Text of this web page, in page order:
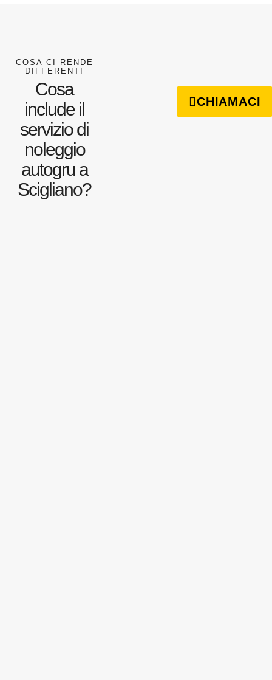
COSA CI RENDE
DIFFERENTI
Cosa
include il
servizio di
noleggio
autogru a
Scigliano?
CHIAMACI